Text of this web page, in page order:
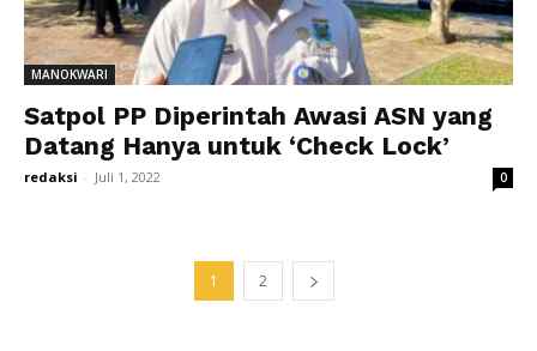
MANOKWARI
Satpol PP Diperintah Awasi ASN yang
Datang Hanya untuk ‘Check Lock’
redaksi - Juli 1, 2022 0
1 2